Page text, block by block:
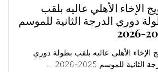
الإخاء الأهلي عاليه بلقب
دوري الدرجة الثانية للموسم
الإخاء الأهلي عاليه بلقب بطولة دوري
الثانية للموسم 2025-2026 ...